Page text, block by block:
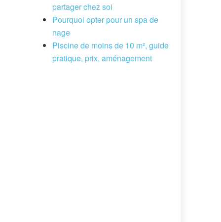
partager chez soi
Pourquoi opter pour un spa de
nage
Piscine de moins de 10 m², guide
pratique, prix, aménagement